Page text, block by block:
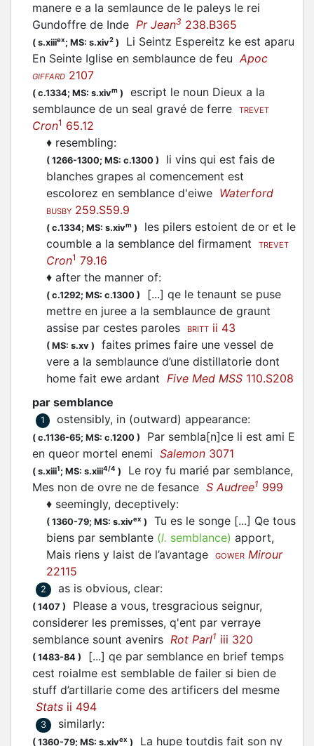
manere e a la semlaunce de le paleys le rei
Gundoffre de Inde Pr Jean3 238.B365
( s.xiiiex; MS: s.xiv2 )
Li Seintz Espereitz ke est aparu
En Seinte Iglise en semblaunce de feuApoc
GIFFARD 2107
( c.1334; MS: s.xivm )
escript le noun Dieux a la
semblaunce de un seal gravé de ferre
TREVET
Cron1 65.12
♦ resembling:
( 1266-1300; MS: c.1300 )
li vins qui est fais de
blanches grapes al comencement est
escolorez en semblance d'eiwe Waterford
BUSBY 259.S59.9
( c.1334; MS: s.xivm )
les pilers estoient de or et le
coumble a la semblance del firmament
TREVET
Cron1 79.16
♦ after the manner of:
( c.1292; MS: c.1300 )
[...] qe le tenaunt se puse
mettre en juree a la semblaunce de graunt
assise par cestes paroles
BRITT ii 43
( MS: s.xv )
faites primes faire une vessel de
vere a la semblaunce d’une distillatorie dont
home fait ewe ardant Five Med MSS 110.S208
par semblance
1 ostensibly, in (outward) appearance:
( c.1136-65; MS: c.1200 )
Par sembla[n]ce li est ami E
en queor mortel enemi Salemon 3071
( s.xiii1 ; MS: s.xiii4/4 )
Le roy fu marié par semblance,
Mes non de ovre ne de fesance S Audree1 999
♦ seemingly, deceptively:
( 1360-79; MS: s.xivex )
Tu es le songe [...] Qe tous
biens par semblante (l. semblance) apport,
Mais riens y laist de l’avantage
GOWER Mirour
22115
2 as is obvious, clear:
( 1407 )
Please a vous, tresgracious seignur,
considerer les premisses, q'ent par verraye
semblance sount avenirs Rot Parl1 iii 320
( 1483-84 )
[...] qe par semblance en brief temps
cest roialme est semblable de failer si bien de
stuff d’artillarie come des artificers del mesme
Stats ii 494
3 similarly:
( 1360-79; MS: s.xivex ) La hupe toutdis fait son ny